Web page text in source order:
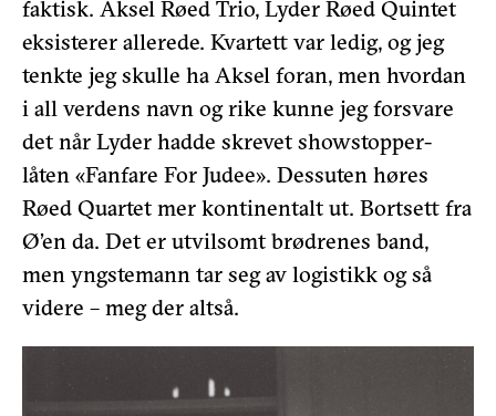
faktisk. Aksel Røed Trio, Lyder Røed Quintet
eksisterer allerede. Kvartett var ledig, og jeg
tenkte jeg skulle ha Aksel foran, men hvordan
i all verdens navn og rike kunne jeg forsvare
det når Lyder hadde skrevet showstopper-
låten «Fanfare For Judee». Dessuten høres
Røed Quartet mer kontinentalt ut. Bortsett fra
Ø’en da. Det er utvilsomt brødrenes band,
men yngstemann tar seg av logistikk og så
videre – meg der altså.